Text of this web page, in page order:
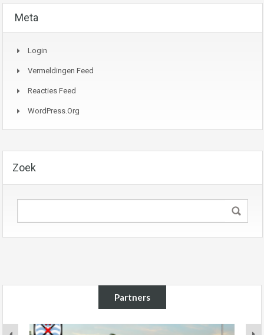
Meta
Login
Vermeldingen Feed
Reacties Feed
WordPress.org
Zoek
Partners